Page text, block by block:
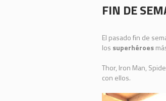
FIN DE
El pasado fin de
los superhéroes
Thor, Iron Man,
con ellos.